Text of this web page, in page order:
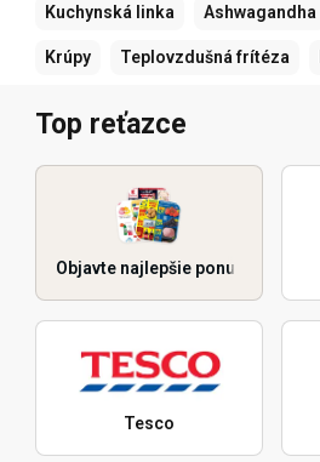
Kuchynská linka Ashwagandha
Krúpy Teplovzdušná frítéza
Top reťazce
Objavte najlepšie ponuky
Tesco